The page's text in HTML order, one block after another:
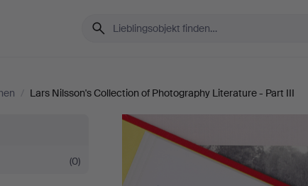
/ Lars Nilsson's Collection of Photography Literature - Part III
(0)